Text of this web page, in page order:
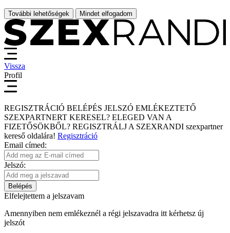
További lehetőségek Mindet elfogadom
Vissza
Profil
REGISZTRÁCIÓ BELÉPÉS JELSZÓ EMLÉKEZTETŐ
SZEXPARTNERT KERESEL? ELEGED VAN A
FIZETŐSÖKBŐL? REGISZTRÁLJ A SZEXRANDI szexpartner
kereső oldalára! Regisztráció
Email címed:
Jelszó:
Belépés
Elfelejtettem a jelszavam
Amennyiben nem emlékeznél a régi jelszavadra itt kérhetsz új
jelszót